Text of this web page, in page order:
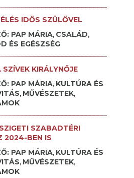
IDŐS SZÜLŐVEL
PAP MÁRIA, CSALÁD,
ÉS EGÉSZSÉG
SZÍVEK KIRÁLYNŐJE
PAP MÁRIA, KULTÚRA ÉS
, MŰVÉSZETEK,
SZABADTÉRI
2024-BEN IS
PAP MÁRIA, KULTÚRA ÉS
, MŰVÉSZETEK,